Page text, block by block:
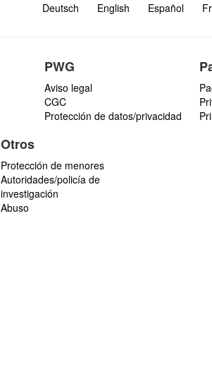
Deutsch English Español
PWG
Aviso legal
CGC
Protección de datos/privacidad
Otros
Protección de menores
Autoridades/policía de
investigación
Abuso